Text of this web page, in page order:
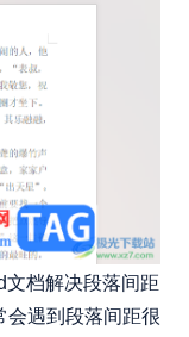
档解决段落间距
会遇到段落间距很